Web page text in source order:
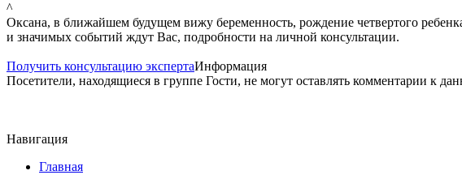
^
Оксана, в ближайшем будущем вижу беременность, рождение четвертого
и значимых событий ждут Вас, подробности на личной консультации.
Получить консультацию экспертаИнформация
Посетители, находящиеся в группе Гости, не могут оставлять комментарии к
Навигация
Главная